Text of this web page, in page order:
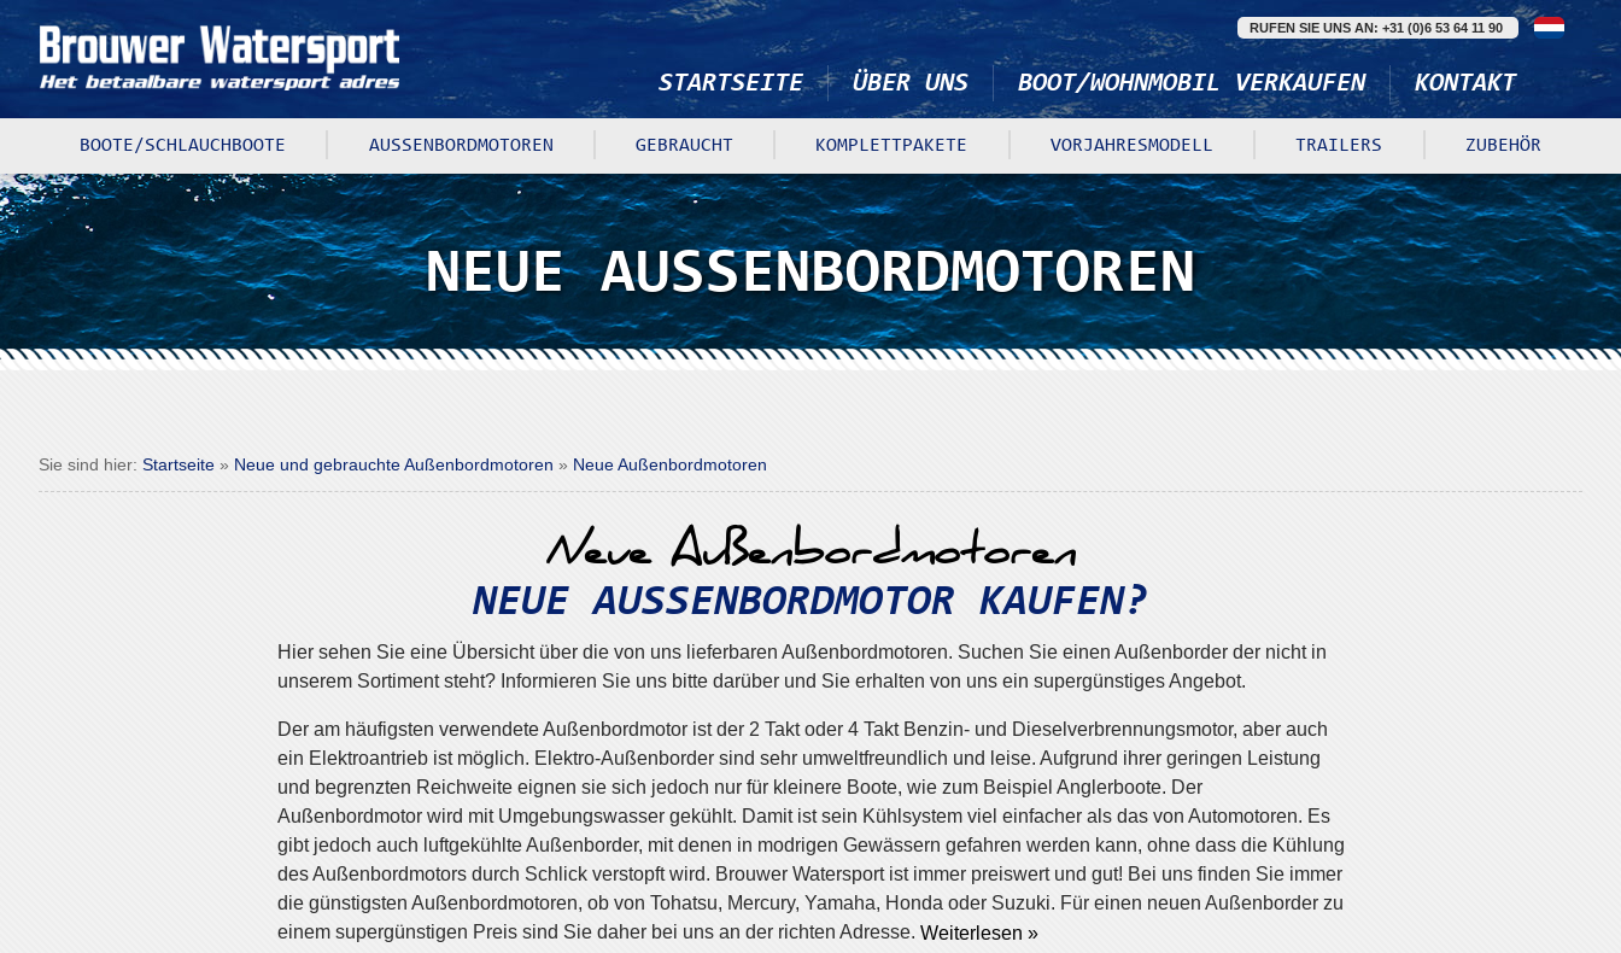
RUFEN SIE UNS AN: +31 (0)6 53 64 11 90
STARTSEITE ÜBER UNS BOOT/WOHNMOBIL VERKAUFEN KONTAKT
BOOTE/SCHLAUCHBOOTE AUSSENBORDMOTOREN GEBRAUCHT KOMPLETTPAKETE VORJAHRESMODELL TRAILERS ZUBEHÖR
NEUE AUSSENBORDMOTOREN
Sie sind hier: Startseite » Neue und gebrauchte Außenbordmotoren » Neue Außenbordmotoren
Neue Außenbordmotoren
NEUE AUSSENBORDMOTOR KAUFEN?
Hier sehen Sie eine Übersicht über die von uns lieferbaren Außenbordmotoren. Suchen Sie einen Außenborder der nicht in
unserem Sortiment steht? Informieren Sie uns bitte darüber und Sie erhalten von uns ein supergünstiges Angebot.
Der am häufigsten verwendete Außenbordmotor ist der 2 Takt oder 4 Takt Benzin- und Dieselverbrennungsmotor, aber auch
ein Elektroantrieb ist möglich. Elektro-Außenborder sind sehr umweltfreundlich und leise. Aufgrund ihrer geringen Leistung
und begrenzten Reichweite eignen sie sich jedoch nur für kleinere Boote, wie zum Beispiel Anglerboote. Der
Außenbordmotor wird mit Umgebungswasser gekühlt. Damit ist sein Kühlsystem viel einfacher als das von Automotoren. Es
gibt jedoch auch luftgekühlte Außenborder, mit denen in modrigen Gewässern gefahren werden kann, ohne dass die Kühlung
des Außenbordmotors durch Schlick verstopft wird. Brouwer Watersport ist immer preiswert und gut! Bei uns finden Sie immer
die günstigsten Außenbordmotoren, ob von Tohatsu, Mercury, Yamaha, Honda oder Suzuki. Für einen neuen Außenborder zu
einem supergünstigen Preis sind Sie daher bei uns an der richten Adresse. Weiterlesen »